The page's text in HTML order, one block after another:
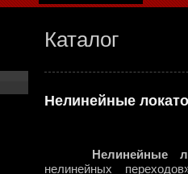
Каталог
Нелинейные
Нелинейные
нелинейных